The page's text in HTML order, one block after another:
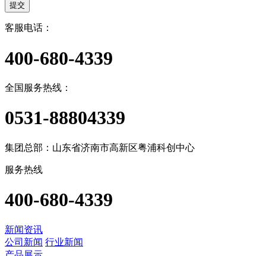
提交
客服电话：
400-680-4339
全国服务热线：
0531-88804339
集团总部：山东省济南市高新区粤浦科创中心
服务热线
400-680-4339
新闻资讯
公司新闻 行业新闻